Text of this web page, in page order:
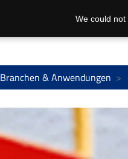
Branchen & Anwendungen
We could not